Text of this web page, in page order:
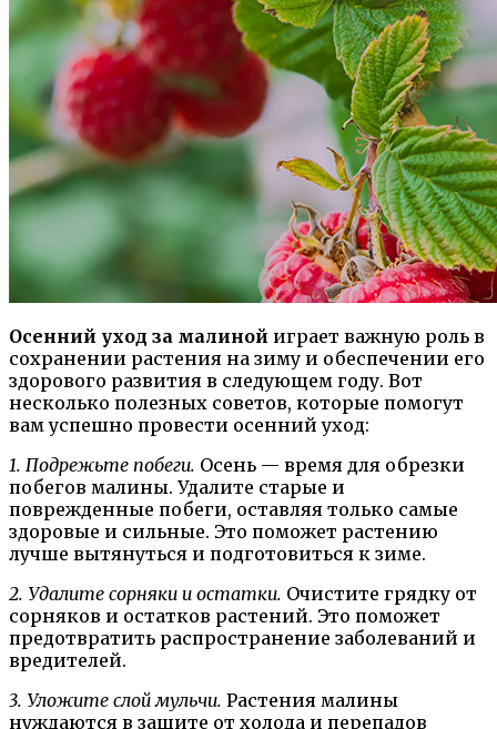
Осенний уход за малиной играет важную роль в
сохранении растения на зиму и обеспечении его
здорового развития в следующем году. Вот
несколько полезных советов, которые помогут
вам успешно провести осенний уход:
1. Подрежьте побеги. Осень — время для обрезки
побегов малины. Удалите старые и
поврежденные побеги, оставляя только самые
здоровые и сильные. Это поможет растению
лучше вытянуться и подготовиться к зиме.
2. Удалите сорняки и остатки. Очистите грядку от
сорняков и остатков растений. Это поможет
предотвратить распространение заболеваний и
вредителей.
3. Уложите слой мульчи. Растения малины
нуждаются в защите от холода и перепадов